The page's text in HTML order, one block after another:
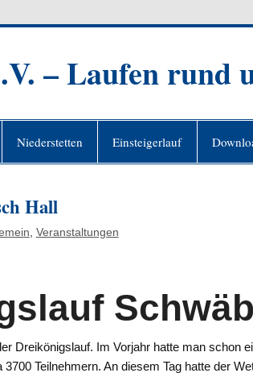
– Laufen rund
Niederstetten Einsteigerlauf
Hall
Veranstaltungen
Dreikönigslauf. Im Vorjahr hatte man schon
Teilnehmern. An diesem Tag hatte der